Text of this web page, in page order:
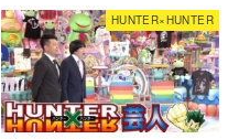
HUNTER×HUNTER